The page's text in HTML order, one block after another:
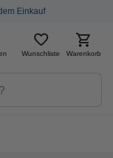
Einkauf
Wunschliste Warenkorb